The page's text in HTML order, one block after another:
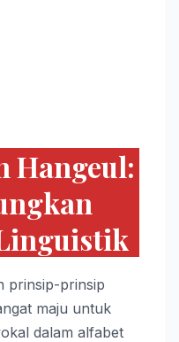
Hangeul:
prinsip-prinsip
maju untuk
dalam alfabet